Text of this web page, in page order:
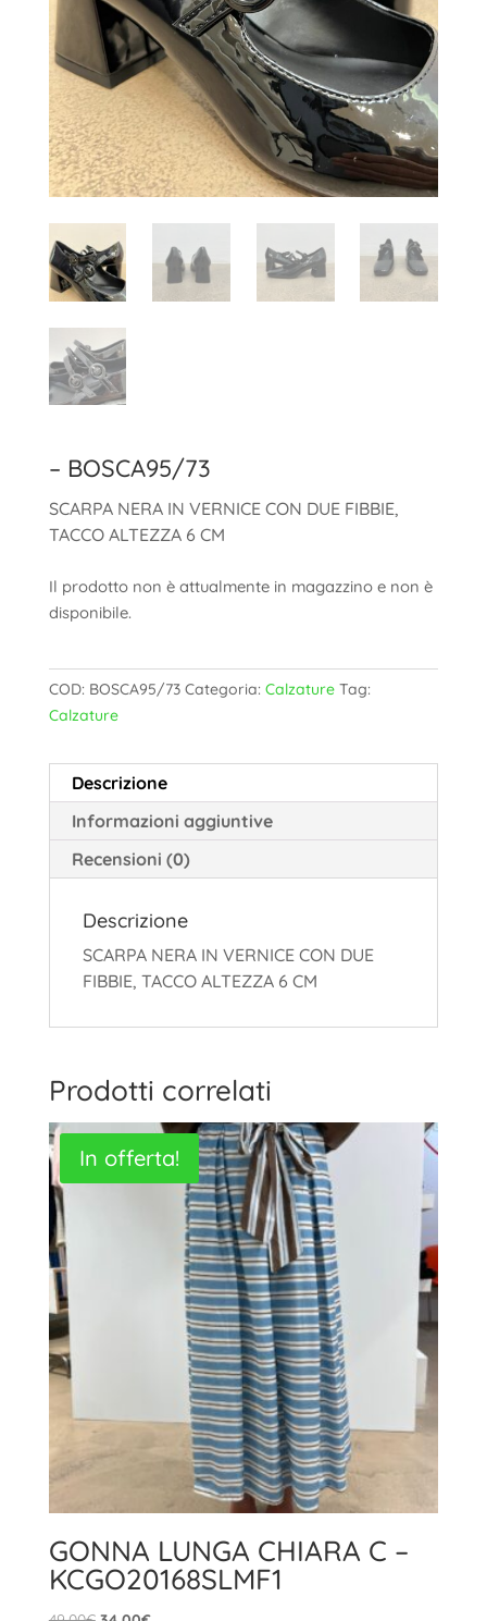
– BOSCA95/73
SCARPA NERA IN VERNICE CON DUE FIBBIE,
TACCO ALTEZZA 6 CM
Il prodotto non è attualmente in magazzino e non è
disponibile.
COD: BOSCA95/73 Categoria: Calzature Tag:
Calzature
Descrizione
Informazioni aggiuntive
Recensioni (0)
Descrizione
SCARPA NERA IN VERNICE CON DUE
FIBBIE, TACCO ALTEZZA 6 CM
Prodotti correlati
In offerta!
GONNA LUNGA CHIARA C –
KCGO20168SLMF1